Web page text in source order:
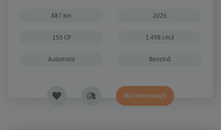
887 km 2026
150 CP 1.498 cm3
Automata Benzină
Mă interesează